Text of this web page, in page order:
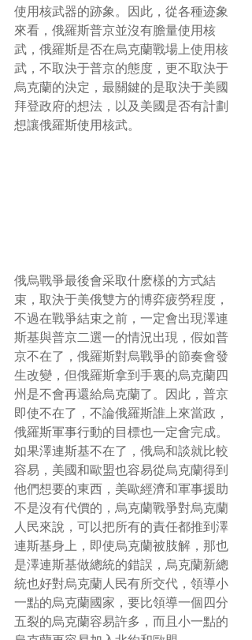
使用核武器的跡象。因此，從各種迹象
來看，俄羅斯普京並沒有膽量使用核
武，俄羅斯是否在烏克蘭戰場上使用核
武，不取決于普京的態度，更不取決于
烏克蘭的決定，最關鍵的是取決于美國
拜登政府的想法，以及美國是否有計劃
想讓俄羅斯使用核武。
俄烏戰爭最後會采取什麽樣的方式結
束，取決于美俄雙方的博弈疲勞程度，
不過在戰爭結束之前，一定會出現澤連
斯基與普京二選一的情況出現，假如普
京不在了，俄羅斯對烏戰爭的節奏會發
生改變，但俄羅斯拿到手裏的烏克蘭四
州是不會再還給烏克蘭了。因此，普京
即使不在了，不論俄羅斯誰上來當政，
俄羅斯軍事行動的目標也一定會完成。
如果澤連斯基不在了，俄烏和談就比較
容易，美國和歐盟也容易從烏克蘭得到
他們想要的東西，美歐經濟和軍事援助
不是沒有代價的，烏克蘭戰爭對烏克蘭
人民來說，可以把所有的責任都推到澤
連斯基身上，即使烏克蘭被肢解，那也
是澤連斯基做總統的錯誤，烏克蘭新總
統也好對烏克蘭人民有所交代，領導小
一點的烏克蘭國家，要比領導一個四分
五裂的烏克蘭容易許多，而且小一點的